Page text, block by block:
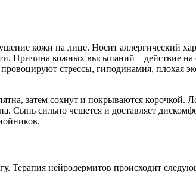
кожи на лице. Носит аллергический
Причина кожных высыпаний – действие на
стрессы, гиподинамия, плохая
затем сохнут и покрываются корочкой.
Сыпь сильно чешется и доставляет
Терапия нейродермитов происходит